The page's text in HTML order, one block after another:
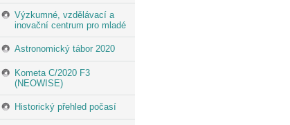
Výzkumné, vzdělávací a
inovační centrum pro mladé
Astronomický tábor 2020
Kometa C/2020 F3
(NEOWISE)
Historický přehled počasí